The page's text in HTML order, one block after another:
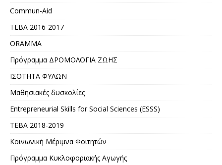
Commun-Aid
ΤΕΒΑ 2016-2017
ORAMMA
Πρόγραμμα ΔΡΟΜΟΛΟΓΙΑ ΖΩΗΣ
ΙΣΟΤΗΤΑ ΦΥΛΩΝ
Μαθησιακές δυσκολίες
Entrepreneurial Skills for Social Sciences (ESSS)
ΤΕΒΑ 2018-2019
Κοινωνική Μέριμνα Φοιτητών
Πρόγραμμα Κυκλοφοριακής Αγωγής